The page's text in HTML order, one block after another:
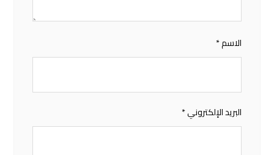
الاسم*
البريد الإلكتروني*